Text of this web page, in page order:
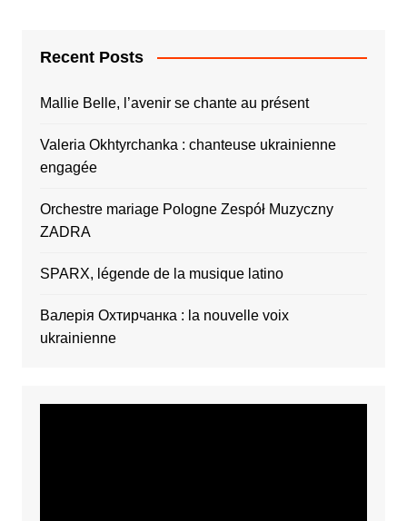
Recent Posts
Mallie Belle, l’avenir se chante au présent
Valeria Okhtyrchanka : chanteuse ukrainienne
engagée
Orchestre mariage Pologne Zespół Muzyczny
ZADRA
SPARX, légende de la musique latino
Валерія Охтирчанка : la nouvelle voix
ukrainienne